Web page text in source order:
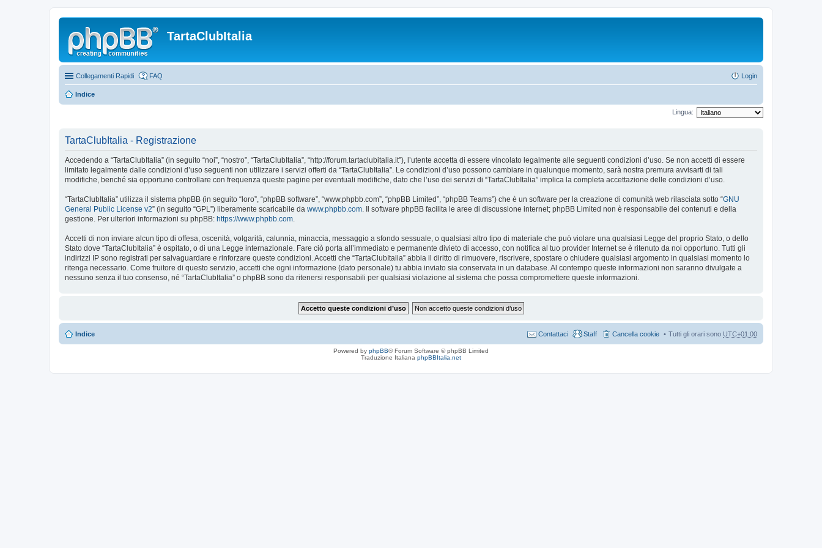
TartaClubItalia
Collegamenti Rapidi FAQ Login
Indice
Lingua:
TartaClubItalia - Registrazione
Accedendo a “TartaClubItalia” (in seguito “noi”, “nostro”, “TartaClubItalia”, “http://forum.tartaclubitalia.it”), l’utente accetta di essere vincolato legalmente alle seguenti condizioni d’uso. Se non accetti di essere
limitato legalmente dalle condizioni d’uso seguenti non utilizzare i servizi offerti da “TartaClubItalia”. Le condizioni d’uso possono cambiare in qualunque momento, sarà nostra premura avvisarti di tali
modifiche, benché sia opportuno controllare con frequenza queste pagine per eventuali modifiche, dato che l’uso dei servizi di “TartaClubItalia” implica la completa accettazione delle condizioni d’uso.
“TartaClubItalia” utilizza il sistema phpBB (in seguito “loro”, “phpBB software”, “www.phpbb.com”, “phpBB Limited”, “phpBB Teams”) che è un software per la creazione di comunità web rilasciata sotto “GNU
General Public License v2” (in seguito “GPL”) liberamente scaricabile da www.phpbb.com . Il software phpBB facilita le aree di discussione internet; phpBB Limited non è responsabile dei contenuti e della
gestione. Per ulteriori informazioni su phpBB: https://www.phpbb.com
Accetti di non inviare alcun tipo di offesa, oscenità, volgarità, calunnia, minaccia, messaggio a sfondo sessuale, o qualsiasi altro tipo di materiale che può violare una qualsiasi Legge del proprio Stato, o dello
Stato dove “TartaClubItalia” è ospitato, o di una Legge internazionale. Fare ciò porta all’immediato e permanente divieto di accesso, con notifica al tuo provider Internet se è ritenuto da noi opportuno. Tutti gli
indirizzi IP sono registrati per salvaguardare e rinforzare queste condizioni. Accetti che “TartaClubItalia” abbia il diritto di rimuovere, riscrivere, spostare o chiudere qualsiasi argomento in qualsiasi momento lo
ritenga necessario. Come fruitore di questo servizio, accetti che ogni informazione (dato personale) tu abbia inviato sia conservata in un database. Al contempo queste informazioni non saranno divulgate a
nessuno senza il tuo consenso, né “TartaClubItalia” o phpBB sono da ritenersi responsabili per qualsiasi violazione al sistema che possa compromettere queste informazioni.
Indice Tutti gli orari sono UTC+01:00
Cancella cookie
Staff
Contattaci
Powered by phpBB® Forum Software © phpBB Limited
Traduzione Italiana phpBBItalia.net